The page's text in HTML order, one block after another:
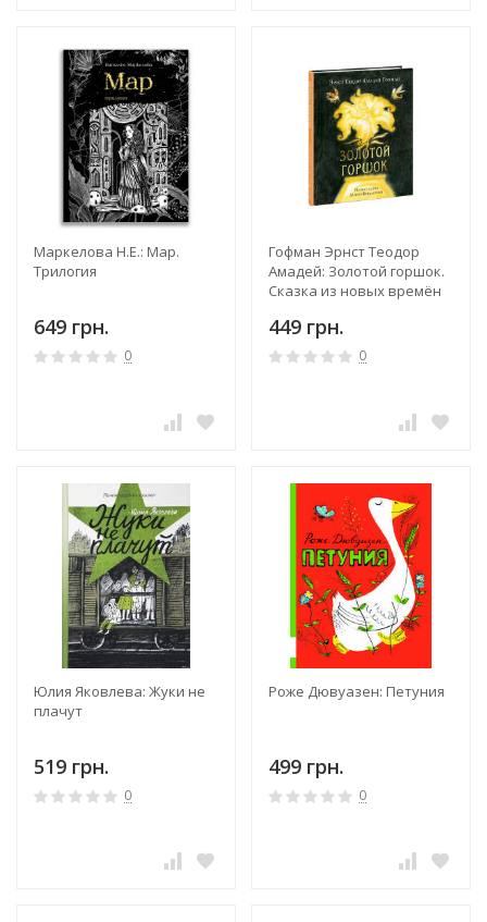
Маркелова Н.Е.: Мар.
Трилогия
649 грн.
0
Гофман Эрнст Теодор
Амадей: Золотой горшок.
Сказка из новых времён
449 грн.
0
Юлия Яковлева: Жуки не
плачут
519 грн.
0
Роже Дювуазен: Петуния
499 грн.
0